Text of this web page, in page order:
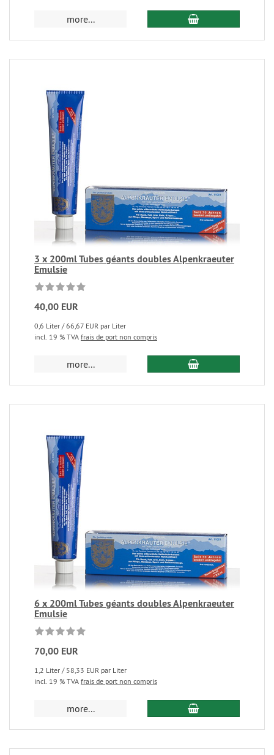
more...
3 x 200ml Tubes géants doubles Alpenkraeuter
Emulsie
40,00 EUR
0,6 Liter / 66,67 EUR par Liter
incl. 19 % TVA frais de port non compris
more...
6 x 200ml Tubes géants doubles Alpenkraeuter
Emulsie
70,00 EUR
1,2 Liter / 58,33 EUR par Liter
incl. 19 % TVA frais de port non compris
more...